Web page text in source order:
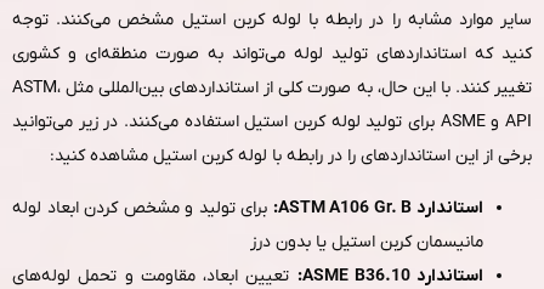
سایر موارد مشابه را در رابطه‌ با لوله کربن استیل مشخص می‌کنند. توجه
کنید که استانداردهای تولید لوله می‌تواند به‌ صورت منطقه‌ای و کشوری
تغییر کنند. با این‌ حال، به‌ صورت کلی از استانداردهای بین‌المللی مثل ASTM،
API و ASME برای تولید لوله کربن استیل استفاده می‌کنند. در زیر می‌توانید
برخی از این استانداردهای را در رابطه‌ با لوله کربن استیل مشاهده کنید:
استاندارد ASTM A106 Gr. B:
برای تولید و مشخص‌ کردن ابعاد لوله
مانیسمان کربن استیل یا بدون درز
استاندارد ASME B36.10:
تعیین ابعاد، مقاومت و تحمل لوله‌های